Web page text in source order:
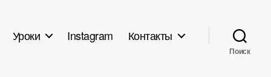
Уроки Instagram Контакты
Поиск